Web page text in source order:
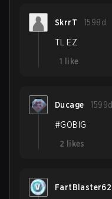
SkrrT 1598d
TL EZ
1
like
Ducage 1599d
#GOBIG
2
likes
FartBlaster62